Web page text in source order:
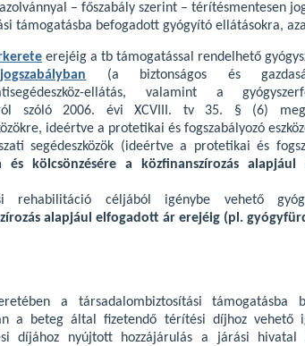
– főszabály szerint – térítésmentesen
támogatásba befogadott gyógyító ellátásokra,
erejéig a tb támogatással rendelhető
jogszabályban (a biztonságos és
ellátás, valamint a
szóló 2006. évi XCVIII. tv 35. § (6)
ideértve a protetikai és fogszabályozó
segédeszközök (ideértve a protetikai és
és kölcsönzésére a közfinanszírozás
rehabilitáció céljából igénybe vehető
alapjául elfogadott ár erejéig (pl.
a társadalombiztosítási támogatásba
a beteg által fizetendő térítési díjhoz vehető
díjához nyújtott hozzájárulás a járási